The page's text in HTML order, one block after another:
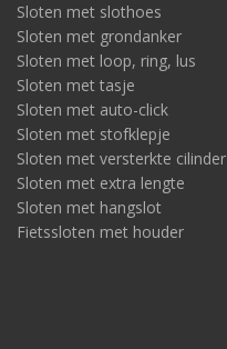
Sloten met slothoes
Sloten met grondanker
Sloten met loop, ring, lus
Sloten met tasje
Sloten met auto-click
Sloten met stofklepje
Sloten met versterkte cilinder
Sloten met extra lengte
Sloten met hangslot
Fietssloten met houder